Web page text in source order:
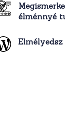
élménnyé
Elmélyedsz